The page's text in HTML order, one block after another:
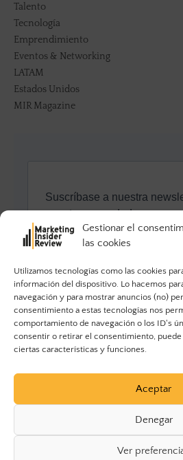
Gestionar el
las cookies
Utilizamos tecnologías como las cookies
información del dispositivo. Lo hacemos
navegación y para mostrar anuncios (no)
consentimiento a estas tecnologías nos
comportamiento de navegación o los ID's
consentir o retirar el consentimiento,
ciertas características y funciones.
Aceptar
Denegar
Ver
Talento
Tecnología
Emprendimiento
Eventos & Networking
LATAM
Estados Unidos
MIR Magazine